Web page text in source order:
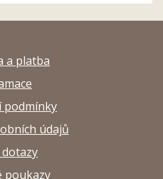
a platba
podmínky
údajů
dotazy
poukazy